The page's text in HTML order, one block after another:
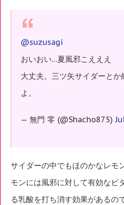
@suzusagi
おいおい…夏風邪こえええ
大丈夫。三ツ矢サイダーとか
よ。
— 無門 零 (@Shacho875)
サイダーの中でもほのかなレモ
モンには風邪に対して有効なビ
る乳酸を打ち消す効果があるの